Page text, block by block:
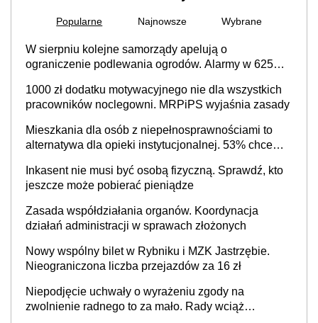
Popularne Najnowsze Wybrane
W sierpniu kolejne samorządy apelują o
ograniczenie podlewania ogrodów. Alarmy w 625
cały kraj
1000 zł dodatku motywacyjnego nie dla wszystkich
pracowników noclegowni. MRPiPS wyjaśnia zasady
Mieszkania dla osób z niepełnosprawnościami to
alternatywa dla opieki instytucjonalnej. 53% chce
Inkasent nie musi być osobą fizyczną. Sprawdź, kto
jeszcze może pobierać pieniądze
Zasada współdziałania organów. Koordynacja
działań administracji w sprawach złożonych
Nowy wspólny bilet w Rybniku i MZK Jastrzębie.
Nieograniczona liczba przejazdów za 16 zł
Niepodjęcie uchwały o wyrażeniu zgody na
zwolnienie radnego to za mało. Rady wciąż